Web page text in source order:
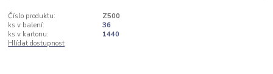
Číslo produktu:
Z500
ks v balení:
36
ks v kartonu:
1440
Hlídat dostupnost